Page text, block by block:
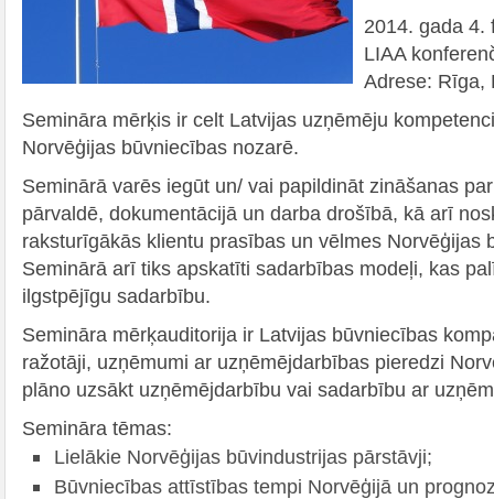
2014. gada 4.
LIAA
Adrese: Rīga,
Semināra mērķis ir celt Latvijas uzņēmēju
Norvēģijas būvniecības nozarē.
Seminārā varēs iegūt un/ vai papildināt zināšanas
pārvaldē, dokumentācijā un darba drošībā, kā arī
raksturīgākās klientu prasības un vēlmes Norvēģijas
Seminārā arī tiks apskatīti sadarbības modeļi, kas
ilgstpējīgu sadarbību.
Semināra mērķauditorija ir Latvijas būvniecības
ražotāji, uzņēmumi ar uzņēmējdarbības pieredzi
plāno uzsākt uzņēmējdarbību vai sadarbību ar
Semināra tēmas:
Lielākie Norvēģijas būvindustrijas pārstāvji;
Būvniecības attīstības tempi Norvēģijā un